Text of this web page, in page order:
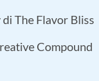
The Flavor Bliss
Compound